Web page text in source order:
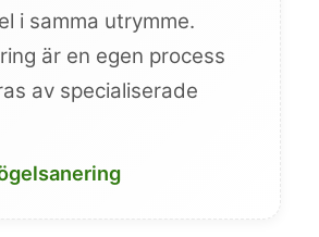
i samma utrymme.
är en egen process
av specialiserade